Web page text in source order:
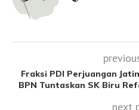
Fraksi PDI Perjuangan
BPN Tuntaskan SK Biru
next